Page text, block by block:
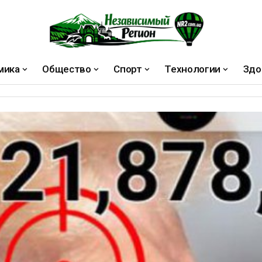
Общество Спорт Технологии